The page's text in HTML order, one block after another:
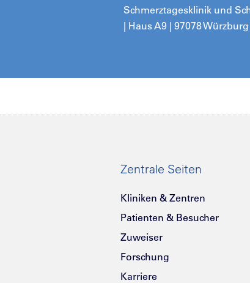
Schmerztagesklinik und
| Haus A9 | 97078
Zentrale Seiten
Kliniken & Zentren
Patienten & Besucher
Zuweiser
Forschung
Karriere